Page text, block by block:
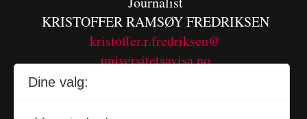
KRISTOFFER RAMSØY FREDRIKSEN
kristoffer.r.fredriksen@
universitetsavisa.no
Dine valg: